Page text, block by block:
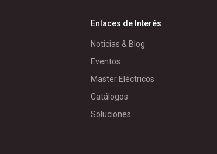
Enlaces de Interés
Noticias & Blog
Eventos
Master Eléctricos
Catálogos
Soluciones